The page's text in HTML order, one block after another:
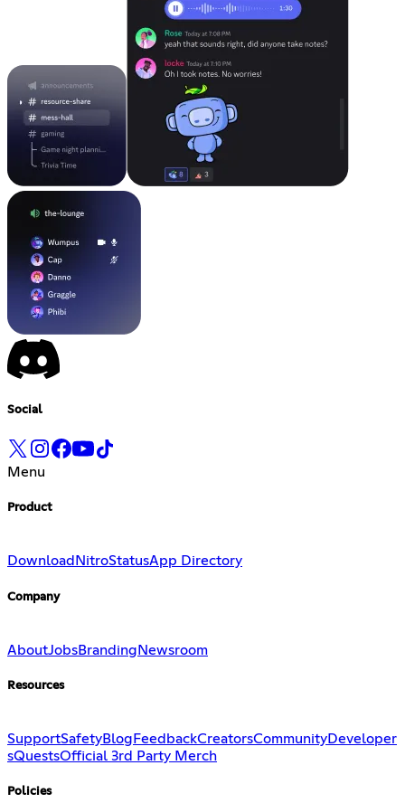
Social
Menu
Product
Download NitroStatusApp Directory
Company
AboutJobsBranding Newsroom
Resources
SupportSafetyBlog FeedbackCreatorsCommunityDeveloper
sQuestsOfficial 3rd Party Merch
Policies